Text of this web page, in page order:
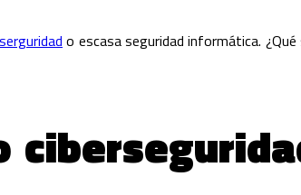
o escasa seguridad informática.